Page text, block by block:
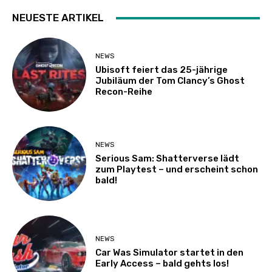
NEUESTE ARTIKEL
NEWS
Ubisoft feiert das 25-jährige
Jubiläum der Tom Clancy’s Ghost
Recon-Reihe
NEWS
Serious Sam: Shatterverse lädt
zum Playtest – und erscheint schon
bald!
NEWS
Car Was Simulator startet in den
Early Access – bald gehts los!